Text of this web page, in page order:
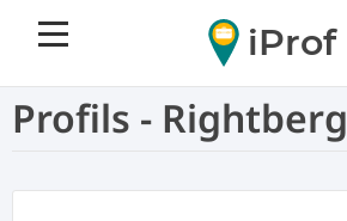
iProf
Profils - Rightberg